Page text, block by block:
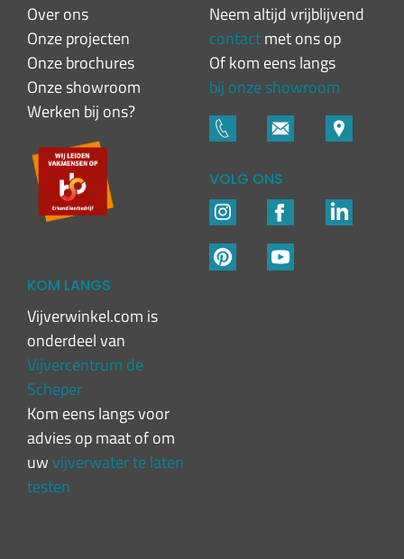
Over ons
Onze projecten
Onze brochures
Onze showroom
Werken bij ons?
Neem altijd vrijblijvend
contactmet ons op
Of kom eens langs
bij onze showroom
VOLG ONS
KOM LANGS
Vijverwinkel.com is
onderdeel van
Vijvercentrum de
Scheper
Kom eens langs voor
advies op maat of om
uwvijverwater te laten
testen